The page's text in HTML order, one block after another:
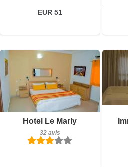
EUR 51
Hotel Le Marly
32 avis
32 avis
Détails
Réserver